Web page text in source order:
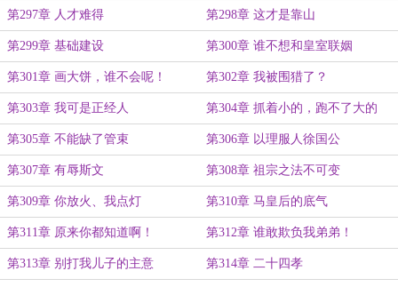
第297章 人才难得 第298章 这才是靠山
第299章 基础建设 第300章 谁不想和皇室联姻
第301章 画大饼，谁不会呢！ 第302章 我被围猎了？
第303章 我可是正经人 第304章 抓着小的，跑不了大的
第305章 不能缺了管束 第306章 以理服人徐国公
第307章 有辱斯文 第308章 祖宗之法不可变
第309章 你放火、我点灯 第310章 马皇后的底气
第311章 原来你都知道啊！ 第312章 谁敢欺负我弟弟！
第313章 别打我儿子的主意 第314章 二十四孝